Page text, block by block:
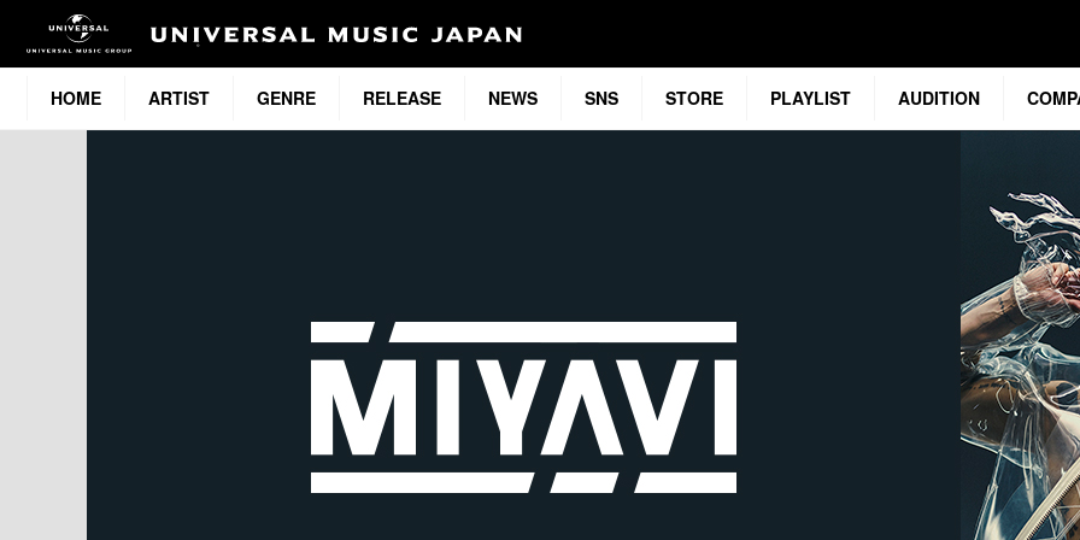
HOME ARTIST GENRE RELEASE NEWS SNS STORE PLAYLIST AUDITION